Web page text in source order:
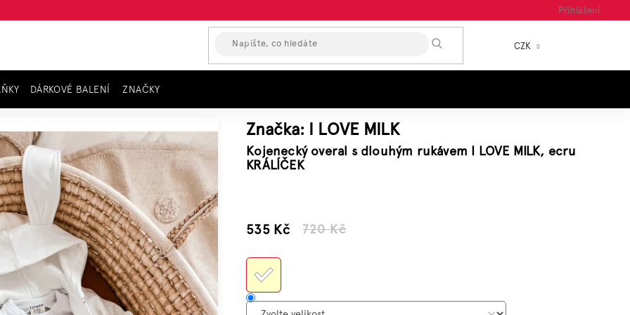
CZK
Přihlášení
DÁRKOVÉ BALENÍ ZNAČKY
Kojenecký overal s dlouhým rukávem I LOVE MILK, ecru
KRÁLÍČEK
Značka: I LOVE MILK
720 Kč
535 Kč Měrná